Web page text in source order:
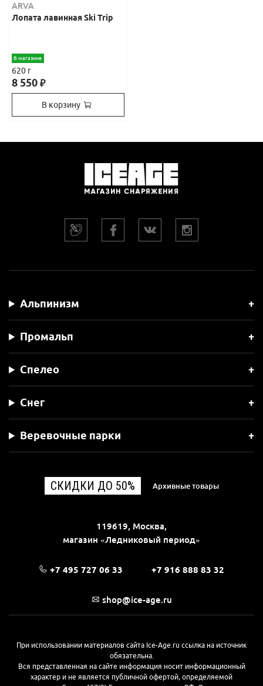
ARVA
Лопата лавинная Ski Trip
В магазине
620 г
8 550₽
В корзину
Альпинизм
Промальп
Спелео
Снег
Веревочные парки
СКИДКИ ДО 50% Архивные товары
119619, Москва,
магазин «Ледниковый период»
+7 495 727 06 33 +7 916 888 83 32
shop@ice-age.ru
При использовании материалов сайта Ice-Age.ru ссылка на источник
обязательна.
Вся представленная на сайте информация носит информационный
характер и не является публичной офертой, определяемой